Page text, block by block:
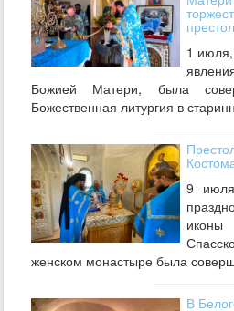
1
Божией Матери, была
Божественная литургия в
9
женском монастыре была
В